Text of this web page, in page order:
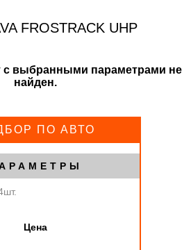
FROSTRACK UHP
с выбранными параметрами не
найден.
ПО АВТО
Цена